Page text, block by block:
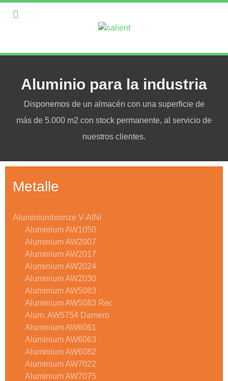
Aluminio para la industria
Disponemos de un almacén con una superficie de
más de 5.000 m2 con stock permanente, al servicio de
nuestros clientes.
Metalle
Aluminiumbronze V-AlNi
Aluminium AW1050
Aluminium AW2007
Aluminium AW2017
Aluminium AW2024
Aluminium AW2030
Aluminium AW5083
Aluminium AW5083 Rec
Alum. AW5754 Damero
Aluminium AW6061
Aluminium AW6063
Aluminium AW6082
Aluminium AW7022
Aluminium AW7075